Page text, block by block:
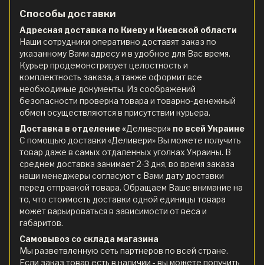
Способы доставки
Адресная доставка по Киеву и Киевской области
Наши сотрудники оперативно доставят заказ по
указанному Вами адресу и в удобное для Вас время.
Курьер продемонстрирует целостность и
комплектность заказа, а также оформит все
необходимые документы. Из соображений
безопасности проверка товара и товарно-денежный
обмен осуществляются в присутствии курьера.
Доставка в отделение «Деливери» по всей Украине
С помощью доставки «Деливери» Вы можете получить
товар даже в самых отдаленных уголках Украины. В
среднем доставка занимает 2-3 дня, во время заказа
наши менеджеры согласуют с Вами дату доставки
перед отправкой товара. Обращаем Ваше внимание на
то, что стоимость доставки одной единицы товара
может варьироваться в зависимости от веса и
габаритов.
Самовывоз со склада магазина
Мы разветвленную сеть партнеров по всей стране.
Если заказ товар есть в наличии - вы можете получить